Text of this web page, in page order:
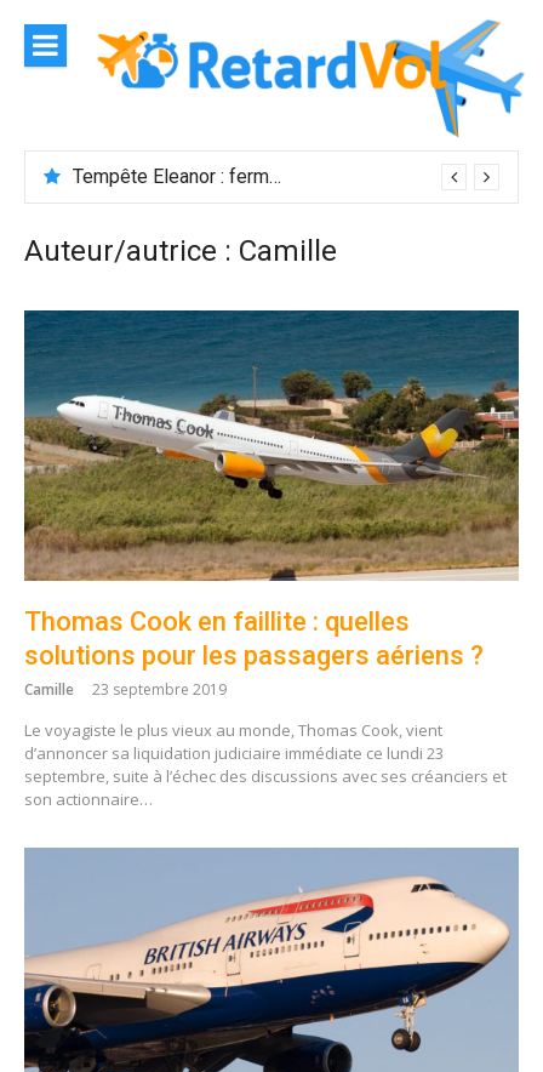
contenu
Tempête Eleanor : fermeture de l’aéroport Maurice
Auteur/autrice : Camille
Thomas Cook en faillite : quelles
solutions pour les passagers aériens ?
Camille 23 septembre 2019
Le voyagiste le plus vieux au monde, Thomas Cook, vient
d’annoncer sa liquidation judiciaire immédiate ce lundi 23
septembre, suite à l’échec des discussions avec ses créanciers et
son actionnaire…